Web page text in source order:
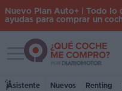
Iniciar
Nuevo Plan Auto+ | Todo lo
ayudas para comprar un
Toggle navigation
Asistente Nuevos Renting